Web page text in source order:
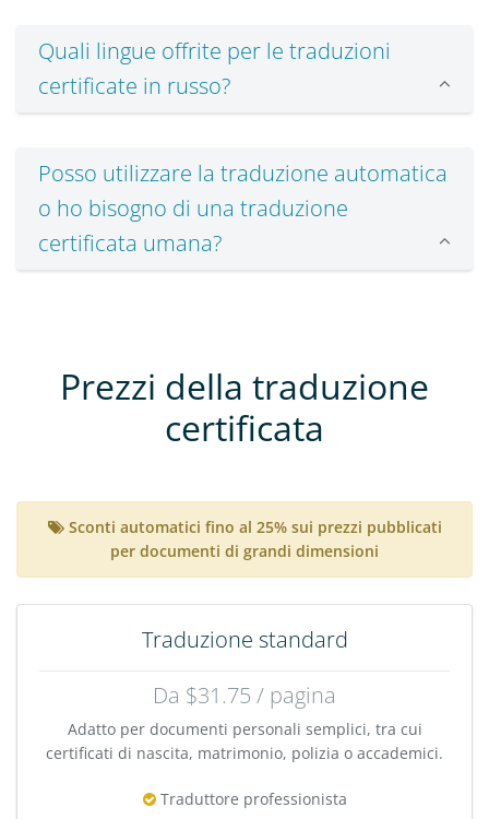
Quali lingue offrite per le traduzioni
certificate in russo?
Posso utilizzare la traduzione automatica
o ho bisogno di una traduzione
certificata umana?
Prezzi della traduzione
certificata
Sconti automatici fino al 25% sui prezzi pubblicati
per documenti di grandi dimensioni
Traduzione standard
Da $31.75 / pagina
Adatto per documenti personali semplici, tra cui
certificati di nascita, matrimonio, polizia o accademici.
Traduttore professionista